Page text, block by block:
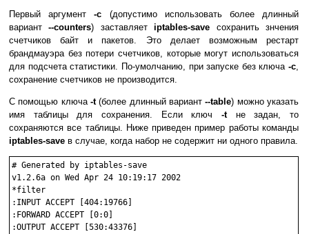
Первый аргумент-c (допустимо использовать более длинный
вариант--counters) заставляетiptables-save сохранить знчения
счетчиков байт и пакетов. Это делает возможным рестарт
брандмауэра без потери счетчиков, которые могут использоваться
для подсчета статистики. По-умолчанию, при запуске без ключа -с,
сохранение счетчиков не производится.
С помощью ключа -t(более длинный вариант--table) можно указать
имя таблицы для сохранения. Если ключ -tне задан, то
сохраняются все таблицы. Ниже приведен пример работы команды
iptables-save в случае, когда набор не содержит ни одного правила.
# Generated by iptables-save
v1.2.6a on Wed Apr 24 10:19:17 2002
*filter
:INPUT ACCEPT [404:19766]
:FORWARD ACCEPT [0:0]
:OUTPUT ACCEPT [530:43376]